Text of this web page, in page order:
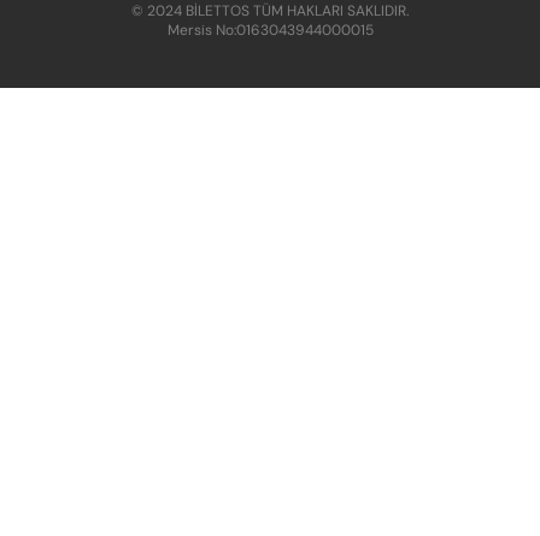
© 2024 BİLETTOS TÜM HAKLARI SAKLIDIR.
Mersis No:0163043944000015